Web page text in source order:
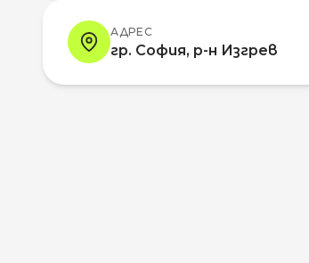
АДРЕС
гр. София, р-н Изгрев